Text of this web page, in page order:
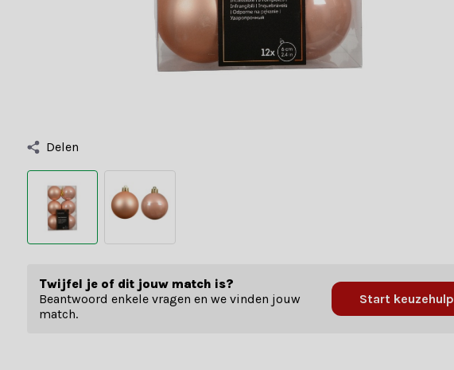
Delen
Twijfel je of dit jouw match is?
Beantwoord enkele vragen en we vinden jouw
match.
Start keuzehulp